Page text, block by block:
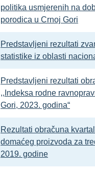
politika usmjerenih na
porodica u Crnoj Gori
Predstavljeni rezultati
statistike iz oblasti
Predstavljeni rezultati
,,Indeksa rodne
Gori, 2023. godina“
Rezultati obračuna
domaćeg proizvoda za
2019. godine